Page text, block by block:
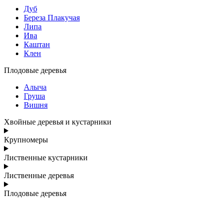
Дуб
Береза Плакучая
Липа
Ива
Каштан
Клен
Плодовые деревья
Алыча
Груша
Вишня
Хвойные деревья и кустарники
Крупномеры
Лиственные кустарники
Лиственные деревья
Плодовые деревья